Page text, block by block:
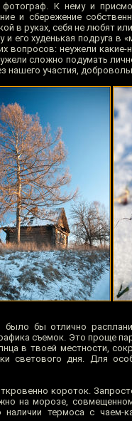
К нему и
и сбережение
в руках, себя не любят
худенькая подруга в
вопросов: неужели какие-
сложно подумать
участия,
бы отлично
съемок. Это проще
в твоей местности,
светового дня. Для
короток.
на морозе,
термоса с чаем-